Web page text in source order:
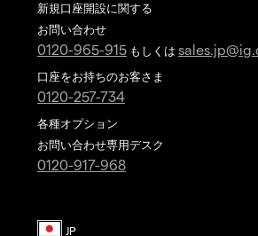
新規口座開設に関する
お問い合わせ
0120-965-915 もしくは
口座をお持ちのお客さま
0120-257-734
各種オプション
お問い合わせ専用デスク
0120-917-968